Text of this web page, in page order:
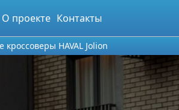
О проекте Контакты
HAVAL Jolion